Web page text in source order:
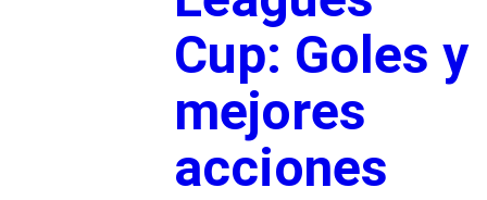
Cup: Goles y
mejores
acciones